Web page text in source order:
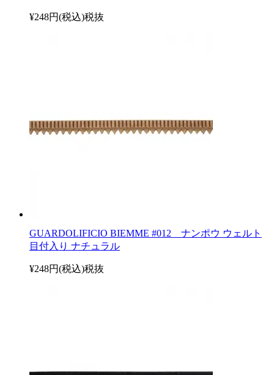
¥248円(税込)税抜
GUARDOLIFICIO BIEMME #012 ナンポウ ウェルト
目付入り ナチュラル
¥248円(税込)税抜